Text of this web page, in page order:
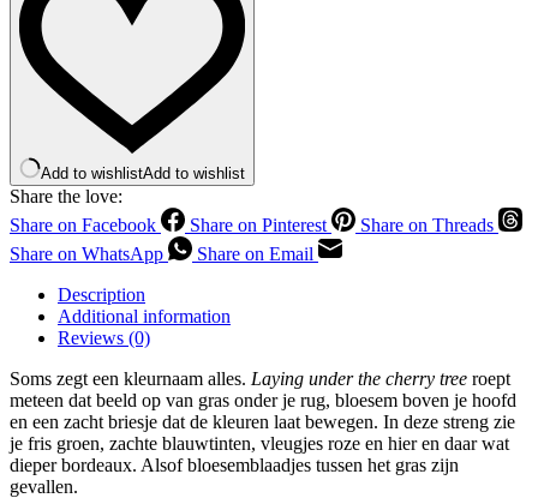
Merino
Aran
laatste
twee
quantity
Add to wishlistAdd to wishlist
Share the love:
Share on Facebook
Share on Pinterest
Share on Threads
Share on WhatsApp
Share on Email
Description
Additional information
Reviews (0)
Soms zegt een kleurnaam alles. Laying under the cherry tree roept
meteen dat beeld op van gras onder je rug, bloesem boven je hoofd
en een zacht briesje dat de kleuren laat bewegen. In deze streng zie
je fris groen, zachte blauwtinten, vleugjes roze en hier en daar wat
dieper bordeaux. Alsof bloesemblaadjes tussen het gras zijn
gevallen.